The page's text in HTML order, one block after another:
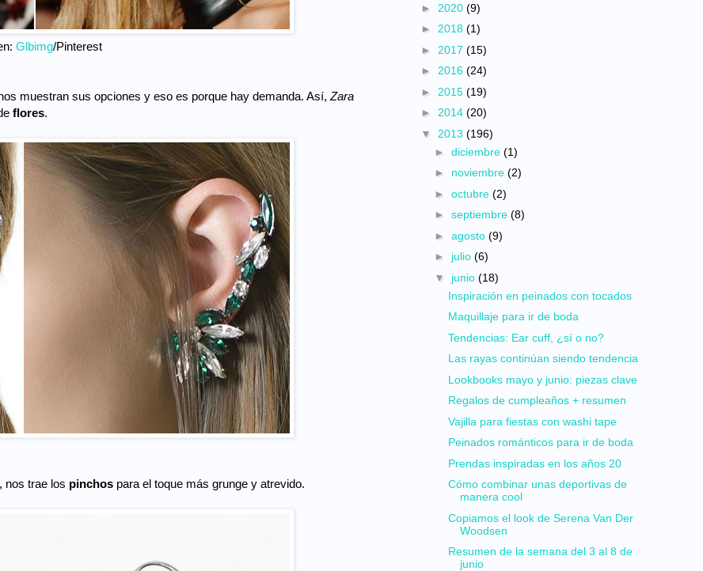
Glbimg/Pinterest
muestran sus opciones y eso es porque hay demanda. Así, Zara
flores.
, nos trae los pinchos para el toque más grunge y atrevido.
► 2020 (9)
► 2018 (1)
► 2017 (15)
► 2016 (24)
► 2015 (19)
► 2014 (20)
▼ 2013 (196)
► diciembre (1)
► noviembre (2)
► octubre (2)
► septiembre (8)
► agosto (9)
► julio (6)
▼ junio (18)
Inspiración en peinados con tocados
Maquillaje para ir de boda
Tendencias: Ear cuff, ¿sí o no?
Las rayas continúan siendo tendencia
Lookbooks mayo y junio: piezas clave
Regalos de cumpleaños + resumen
Vajilla para fiestas con washi tape
Peinados románticos para ir de boda
Prendas inspiradas en los años 20
Cómo combinar unas deportivas de
manera cool
Copiamos el look de Serena Van Der
Woodsen
Resumen de la semana del 3 al 8 de
junio